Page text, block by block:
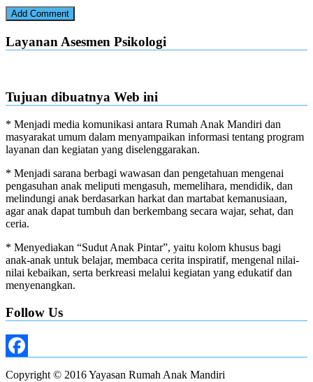
Layanan Asesmen Psikologi
Tujuan dibuatnya Web ini
* Menjadi media komunikasi antara Rumah Anak Mandiri dan
masyarakat umum dalam menyampaikan informasi tentang program
layanan dan kegiatan yang diselenggarakan.
* Menjadi sarana berbagi wawasan dan pengetahuan mengenai
pengasuhan anak meliputi mengasuh, memelihara, mendidik, dan
melindungi anak berdasarkan harkat dan martabat kemanusiaan,
agar anak dapat tumbuh dan berkembang secara wajar, sehat, dan
ceria.
* Menyediakan “Sudut Anak Pintar”, yaitu kolom khusus bagi
anak-anak untuk belajar, membaca cerita inspiratif, mengenal nilai-
nilai kebaikan, serta berkreasi melalui kegiatan yang edukatif dan
menyenangkan.
Follow Us
Copyright © 2016 Yayasan Rumah Anak Mandiri